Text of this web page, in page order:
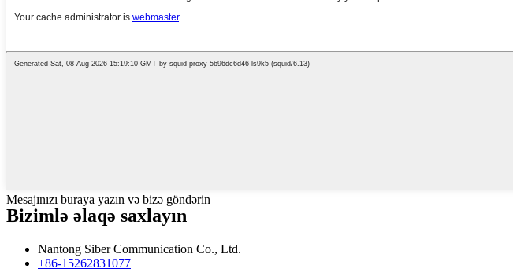
Mesajınızı buraya yazın və bizə göndərin
Bizimlə əlaqə saxlayın
Nantong Siber Communication Co., Ltd.
+86-15262831077